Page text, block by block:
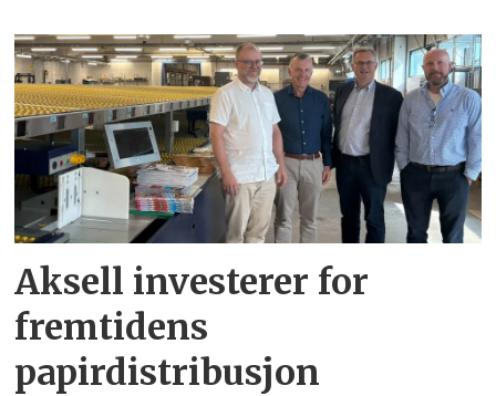
Aksell investerer for
fremtidens
papirdistribusjon